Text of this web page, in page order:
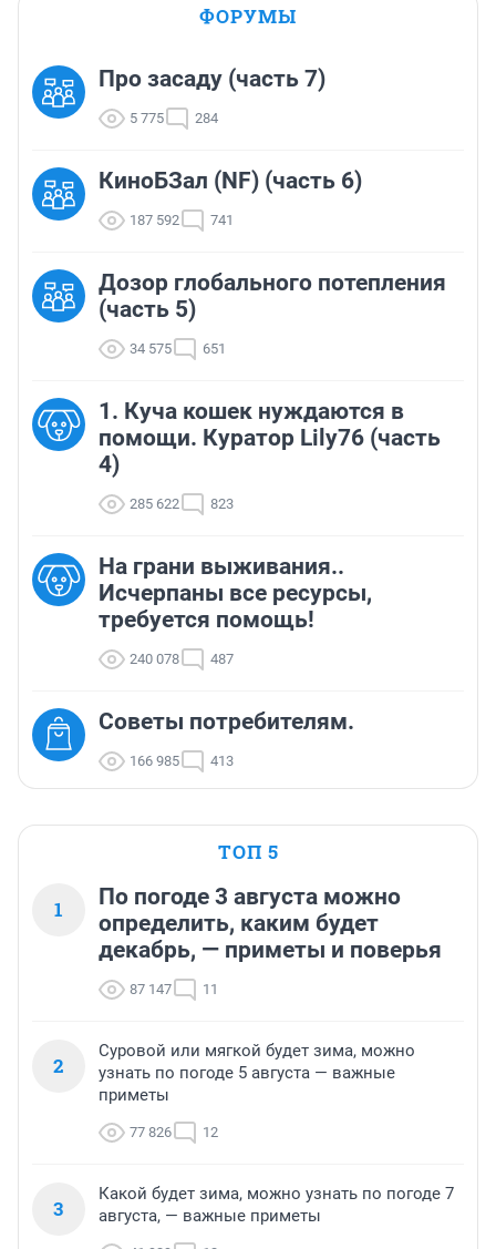
ФОРУМЫ
Про засаду (часть 7)
5 775 284
КиноБЗал (NF) (часть 6)
187 592 741
Дозор глобального потепления
(часть 5)
34 575 651
1. Куча кошек нуждаются в
помощи. Куратор Lily76 (часть
4)
285 622 823
На грани выживания..
Исчерпаны все ресурсы,
требуется помощь!
240 078 487
Советы потребителям.
166 985 413
ТОП 5
1
По погоде 3 августа можно
определить, каким будет
декабрь, — приметы и поверья
87 147 11
2
Суровой или мягкой будет зима, можно
узнать по погоде 5 августа — важные
приметы
77 826 12
3
Какой будет зима, можно узнать по погоде 7
августа, — важные приметы